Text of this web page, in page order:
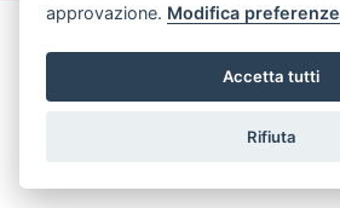
approvazione. Modifica preferenze
Accetta tutti
Rifiuta